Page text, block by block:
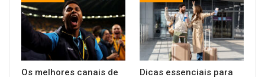
Os melhores canais de
Dicas essenciais para